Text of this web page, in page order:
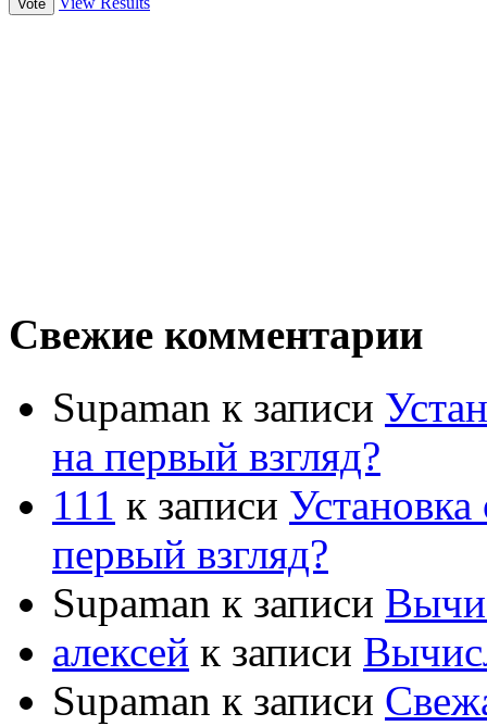
Свежие комментарии
Supaman к записи
на первый взгляд?
111 к записи Установка
первый взгляд?
Supaman к записи
алексей к записи
Supaman к записи